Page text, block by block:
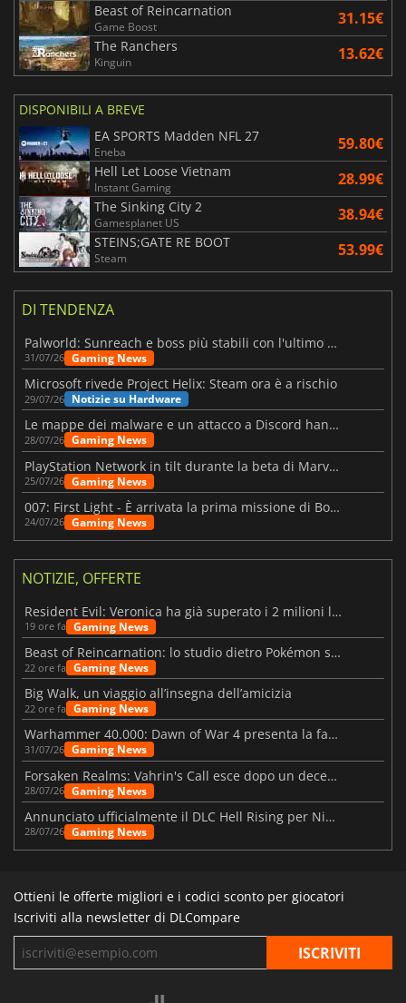
Beast of Reincarnation
Game Boost 31.15€
The Ranchers
Kinguin 13.62€
DISPONIBILI A BREVE
EA SPORTS Madden NFL 27
Eneba 59.80€
Hell Let Loose Vietnam
Instant Gaming 28.99€
The Sinking City 2
Gamesplanet US 38.94€
STEINS;GATE RE BOOT
Steam 53.99€
DI TENDENZA
Palworld: Sunreach e boss più stabili con l'ultimo update
31/07/26 Gaming News
Microsoft rivede Project Helix: Steam ora è a rischio
29/07/26 Notizie su Hardware
Le mappe dei malware e un attacco a Discord hanno colpito Meccha Chameleon
28/07/26 Gaming News
PlayStation Network in tilt durante la beta di Marvel Tōkon
25/07/26 Gaming News
007: First Light - È arrivata la prima missione di Bond dopo il lancio
24/07/26 Gaming News
NOTIZIE, OFFERTE
Resident Evil: Veronica ha già superato i 2 milioni liste dei desideri
19 ore fa Gaming News
Beast of Reincarnation: lo studio dietro Pokémon su una nuova strada
22 ore fa Gaming News
Big Walk, un viaggio all’insegna dell’amicizia
22 ore fa Gaming News
Warhammer 40.000: Dawn of War 4 presenta la fazione dei Necron
31/07/26 Gaming News
Forsaken Realms: Vahrin's Call esce dopo un decennio di sviluppo
28/07/26 Gaming News
Annunciato ufficialmente il DLC Hell Rising per Nioh 3
28/07/26 Gaming News
Ottieni le offerte migliori e i codici sconto per giocatori
Iscriviti alla newsletter di DLCompare